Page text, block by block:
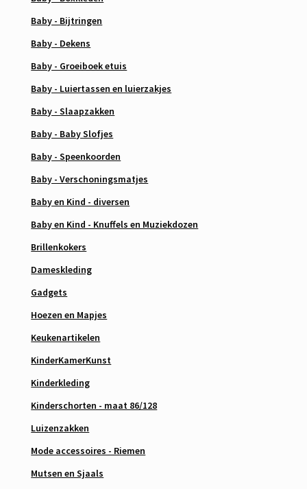
Baby - Bijtringen
Baby - Dekens
Baby - Groeiboek etuis
Baby - Luiertassen en luierzakjes
Baby - Slaapzakken
Baby - Baby Slofjes
Baby - Speenkoorden
Baby - Verschoningsmatjes
Baby en Kind - diversen
Baby en Kind - Knuffels en Muziekdozen
Brillenkokers
Dameskleding
Gadgets
Hoezen en Mapjes
Keukenartikelen
KinderKamerKunst
Kinderkleding
Kinderschorten - maat 86/128
Luizenzakken
Mode accessoires - Riemen
Mutsen en Sjaals